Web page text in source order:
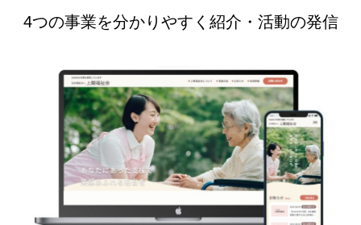
4つの事業を分かりやすく紹介・活動の発信